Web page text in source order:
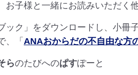
お子様と一緒にお読みいただく
ック」をダウンロードし、小
、「 ANAおからだの不自由な方
らのたびへのぱすぽーと